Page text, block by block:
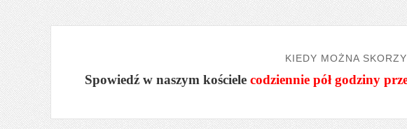
KIEDY MOŻNA
Spowiedź w naszym kościelecodziennie pół godziny